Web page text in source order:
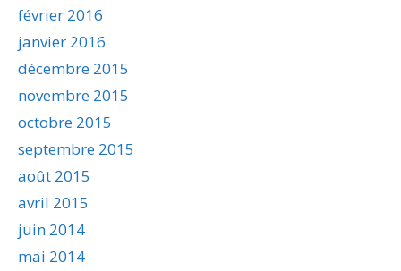
février 2016
janvier 2016
décembre 2015
novembre 2015
octobre 2015
septembre 2015
août 2015
avril 2015
juin 2014
mai 2014